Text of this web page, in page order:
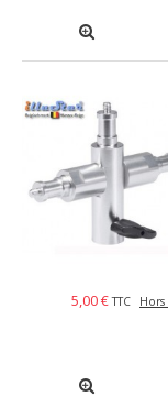
5,00 € TTC